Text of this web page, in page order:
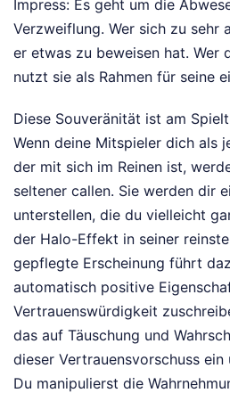
Impress: Es geht um die
Verzweiflung. Wer sich zu sehr
er etwas zu beweisen hat. Wer
nutzt sie als Rahmen für seine
Diese Souveränität ist am
Wenn deine Mitspieler dich als
der mit sich im Reinen ist,
seltener callen. Sie werden dir
unterstellen, die du vielleicht
der Halo-Effekt in seiner
gepflegte Erscheinung führt
automatisch positive
Vertrauenswürdigkeit
das auf Täuschung und
dieser Vertrauensvorschuss ein
Du manipulierst die